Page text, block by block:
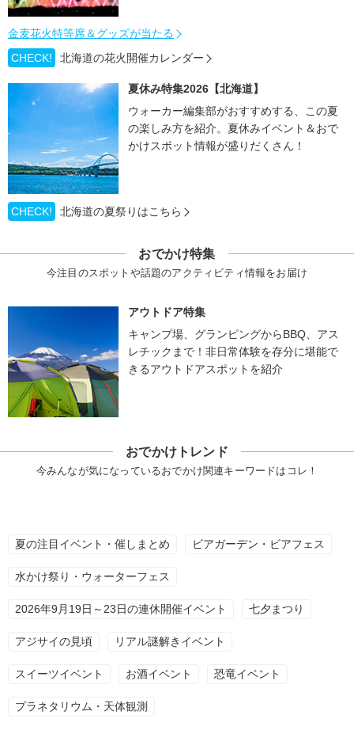
金麦花火特等席＆グッズが当たる
CHECK!
北海道の花火開催カレンダー
夏休み特集2026【北海道】
ウォーカー編集部がおすすめする、この夏
の楽しみ方を紹介。夏休みイベント＆おで
かけスポット情報が盛りだくさん！
CHECK! 北海道の夏祭りはこちら
おでかけ特集
今注目のスポットや話題のアクティビティ情報をお届け
アウトドア特集
キャンプ場、グランピングからBBQ、アス
レチックまで！非日常体験を存分に堪能で
きるアウトドアスポットを紹介
おでかけトレンド
今みんなが気になっているおでかけ関連キーワードはコレ！
夏の注目イベント・催しまとめ ビアガーデン・ビアフェス
水かけ祭り・ウォーターフェス
2026年9月19日～23日の連休開催イベント 七夕まつり
アジサイの見頃 リアル謎解きイベント
スイーツイベント お酒イベント 恐竜イベント
プラネタリウム・天体観測